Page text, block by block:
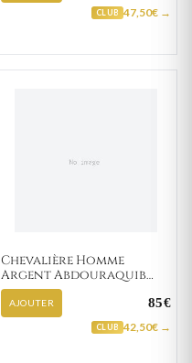
CLUB 47,50€ →
Chevalière Homme
Argent Abdouraquib
Agate Noir
AJOUTER 85€
CLUB 42,50€ →